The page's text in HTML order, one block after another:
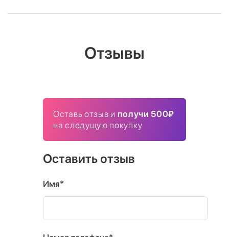
Отзывы
Оставь отзыв и получи 500₽
на следущую покупку
Оставить отзыв
Имя*